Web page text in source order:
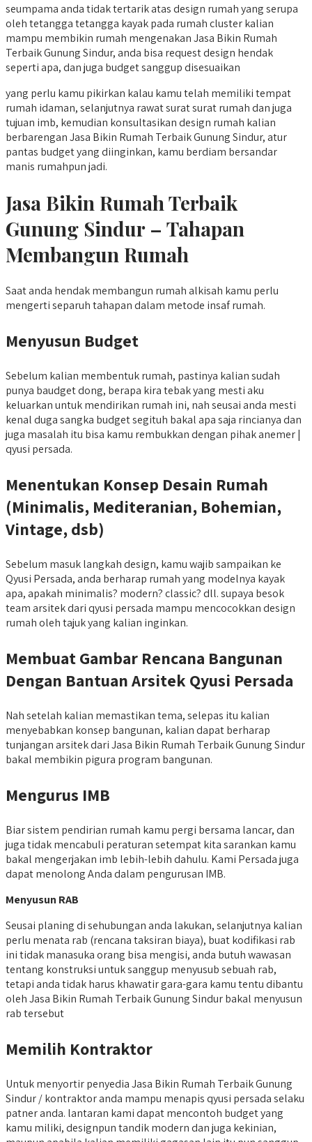
seumpama anda tidak tertarik atas design rumah yang serupa
oleh tetangga tetangga kayak pada rumah cluster kalian
mampu membikin rumah mengenakan Jasa Bikin Rumah
Terbaik Gunung Sindur, anda bisa request design hendak
seperti apa, dan juga budget sanggup disesuaikan
yang perlu kamu pikirkan kalau kamu telah memiliki tempat
rumah idaman, selanjutnya rawat surat surat rumah dan juga
tujuan imb, kemudian konsultasikan design rumah kalian
berbarengan Jasa Bikin Rumah Terbaik Gunung Sindur, atur
pantas budget yang diinginkan, kamu berdiam bersandar
manis rumahpun jadi.
Jasa Bikin Rumah Terbaik
Gunung Sindur – Tahapan
Membangun Rumah
Saat anda hendak membangun rumah alkisah kamu perlu
mengerti separuh tahapan dalam metode insaf rumah.
Menyusun Budget
Sebelum kalian membentuk rumah, pastinya kalian sudah
punya baudget dong, berapa kira tebak yang mesti aku
keluarkan untuk mendirikan rumah ini, nah seusai anda mesti
kenal duga sangka budget segituh bakal apa saja rincianya dan
juga masalah itu bisa kamu rembukkan dengan pihak anemer |
qyusi persada.
Menentukan Konsep Desain Rumah
(Minimalis, Mediteranian, Bohemian,
Vintage, dsb)
Sebelum masuk langkah design, kamu wajib sampaikan ke
Qyusi Persada, anda berharap rumah yang modelnya kayak
apa, apakah minimalis? modern? classic? dll. supaya besok
team arsitek dari qyusi persada mampu mencocokkan design
rumah oleh tajuk yang kalian inginkan.
Membuat Gambar Rencana Bangunan
Dengan Bantuan Arsitek Qyusi Persada
Nah setelah kalian memastikan tema, selepas itu kalian
menyebabkan konsep bangunan, kalian dapat berharap
tunjangan arsitek dari Jasa Bikin Rumah Terbaik Gunung Sindur
bakal membikin pigura program bangunan.
Mengurus IMB
Biar sistem pendirian rumah kamu pergi bersama lancar, dan
juga tidak mencabuli peraturan setempat kita sarankan kamu
bakal mengerjakan imb lebih-lebih dahulu. Kami Persada juga
dapat menolong Anda dalam pengurusan IMB.
Menyusun RAB
Seusai planing di sehubungan anda lakukan, selanjutnya kalian
perlu menata rab (rencana taksiran biaya), buat kodifikasi rab
ini tidak manasuka orang bisa mengisi, anda butuh wawasan
tentang konstruksi untuk sanggup menyusub sebuah rab,
tetapi anda tidak harus khawatir gara-gara kamu tentu dibantu
oleh Jasa Bikin Rumah Terbaik Gunung Sindur bakal menyusun
rab tersebut
Memilih Kontraktor
Untuk menyortir penyedia Jasa Bikin Rumah Terbaik Gunung
Sindur / kontraktor anda mampu menapis qyusi persada selaku
patner anda. lantaran kami dapat mencontoh budget yang
kamu miliki, designpun tandik modern dan juga kekinian,